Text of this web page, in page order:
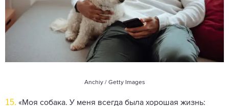
Anchiy / Getty Images
15. «Моя собака. У меня всегда была хорошая жизнь: